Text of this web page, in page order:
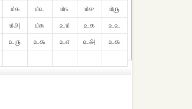
௰௧ ௰௨ ௰௩ ௰௪
௰௫
௰௮ ௰௯ ௨௰ ௨௧
௨௨
௨௫ ௨௬ ௨௭ ௨௮
௨௯